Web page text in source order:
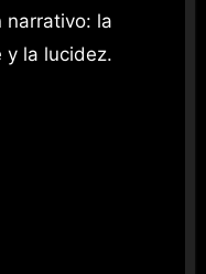
narrativo: la
y la lucidez.